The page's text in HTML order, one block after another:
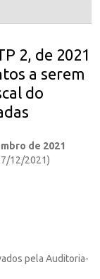
2, de 2021
a serem
do
de 2021
12/2021)
pela Auditoria-